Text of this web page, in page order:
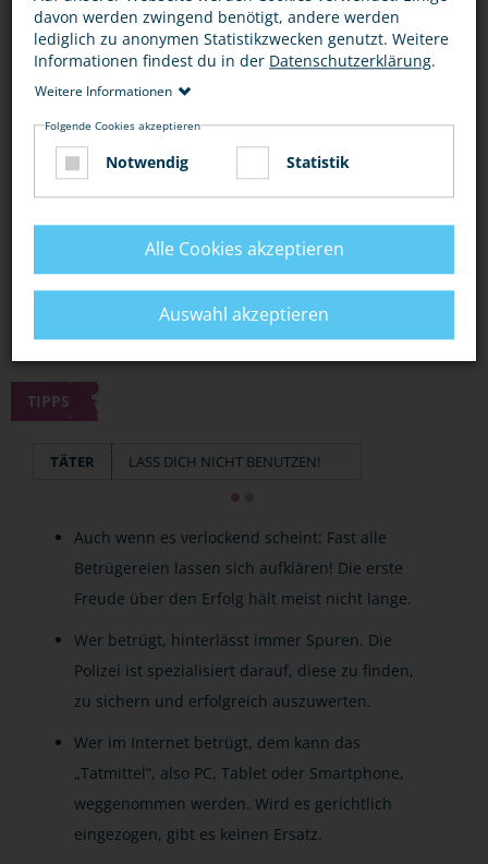
BEWERTUNG
TIPPS
TÄTER LASS DICH NICHT BENUTZEN!
Auch wenn es verlockend scheint: Fast alle
Betrügereien lassen sich aufklären! Die erste
Freude über den Erfolg hält meist nicht lange.
Wer betrügt, hinterlässt immer Spuren. Die
Polizei ist spezialisiert darauf, diese zu finden,
zu sichern und erfolgreich auszuwerten.
Wer im Internet betrügt, dem kann das
„Tatmittel“, also PC, Tablet oder Smartphone,
weggenommen werden. Wird es gerichtlich
eingezogen, gibt es keinen Ersatz.
davon werden zwingend benötigt, andere werden
lediglich zu anonymen Statistikzwecken genutzt. Weitere
Informationen findest du in der Datenschutzerklärung.
Weitere Informationen
Folgende Cookies akzeptieren
Notwendig Statistik
Alle Cookies akzeptieren
Auswahl akzeptieren